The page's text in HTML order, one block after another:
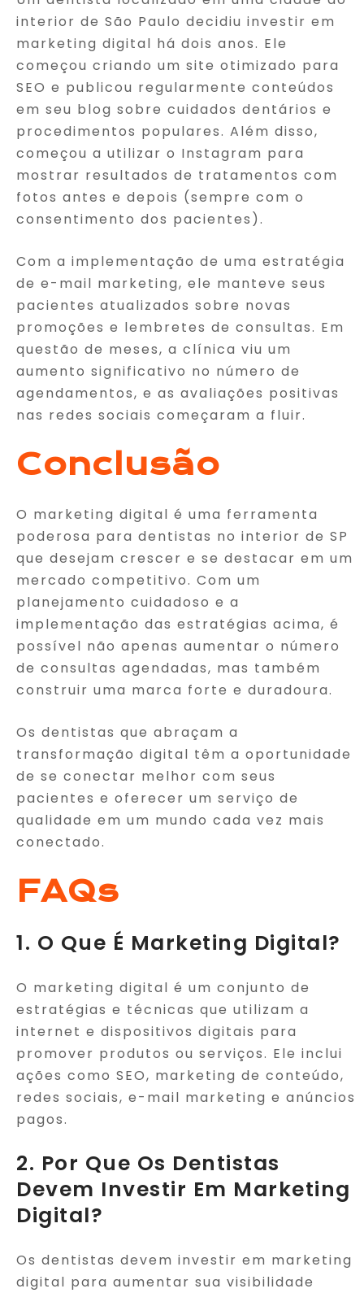
interior de São Paulo decidiu investir em
marketing digital há dois anos. Ele
começou criando um site otimizado para
SEO e publicou regularmente conteúdos
em seu blog sobre cuidados dentários e
procedimentos populares. Além disso,
começou a utilizar o Instagram para
mostrar resultados de tratamentos com
fotos antes e depois (sempre com o
consentimento dos pacientes).
Com a implementação de uma estratégia
de e-mail marketing, ele manteve seus
pacientes atualizados sobre novas
promoções e lembretes de consultas. Em
questão de meses, a clínica viu um
aumento significativo no número de
agendamentos, e as avaliações positivas
nas redes sociais começaram a fluir.
Conclusão
O marketing digital é uma ferramenta
poderosa para dentistas no interior de SP
que desejam crescer e se destacar em um
mercado competitivo. Com um
planejamento cuidadoso e a
implementação das estratégias acima, é
possível não apenas aumentar o número
de consultas agendadas, mas também
construir uma marca forte e duradoura.
Os dentistas que abraçam a
transformação digital têm a oportunidade
de se conectar melhor com seus
pacientes e oferecer um serviço de
qualidade em um mundo cada vez mais
conectado.
FAQs
1. O Que É Marketing Digital?
O marketing digital é um conjunto de
estratégias e técnicas que utilizam a
internet e dispositivos digitais para
promover produtos ou serviços. Ele inclui
ações como SEO, marketing de conteúdo,
redes sociais, e-mail marketing e anúncios
pagos.
2. Por Que Os Dentistas
Devem Investir Em Marketing
Digital?
Os dentistas devem investir em marketing
digital para aumentar sua visibilidade